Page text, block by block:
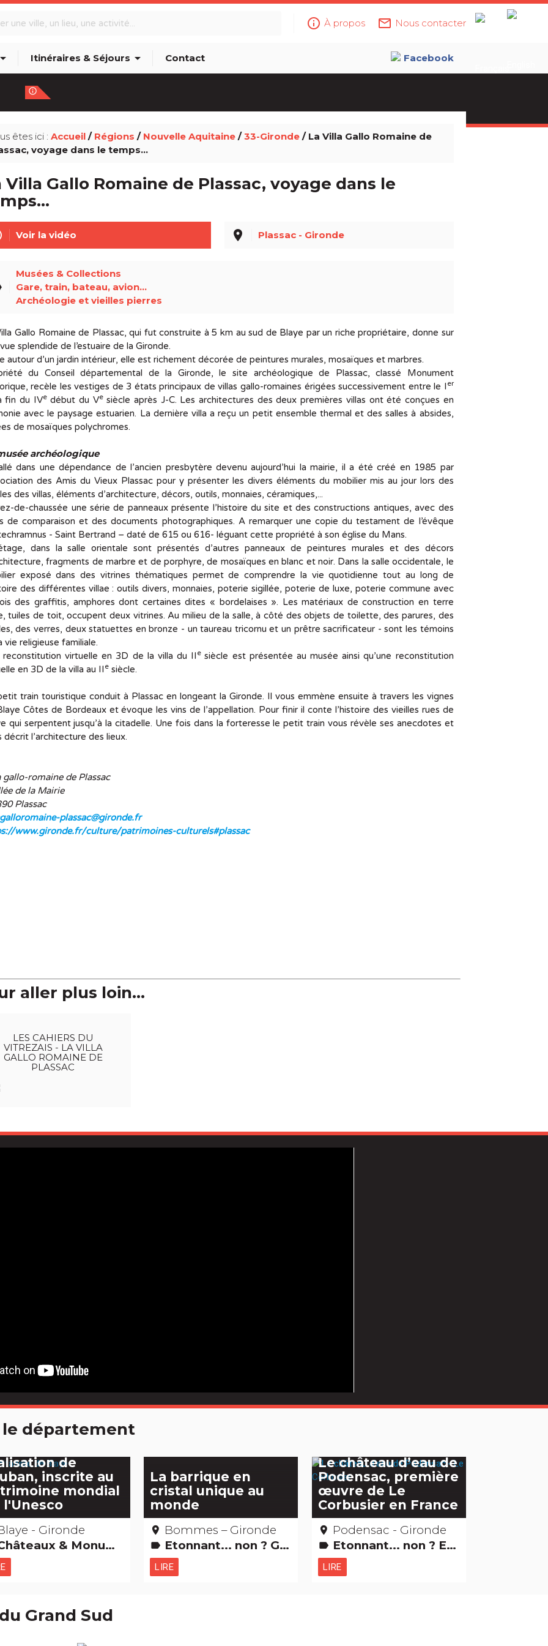
info_outline À propos mail_outline Nous contacter
arrow_drop_down Itinéraires & Séjours arrow_drop_down Contact Facebook
info_outline
êtes ici : Accueil/ Régions / Nouvelle Aquitaine/33-Gironde/ La Villa Gallo Romaine de
voyage dans le temps...
Villa Gallo Romaine de Plassac, voyage dans le
Voir la vidéo place Plassac - Gironde
Musées & Collections
Gare, train, bateau, avion...
Archéologie et vieilles pierres
Gallo Romaine de Plassac, qui fut construite à 5 km au sud de Blaye par un riche propriétaire, donne sur
splendide de l’estuaire de la Gironde.
autour d’un jardin intérieur, elle est richement décorée de peintures murales, mosaïques et marbres.
du Conseil départemental de la Gironde, le site archéologique de Plassac, classé Monument
recèle les vestiges de 3 états principaux de villas gallo-romaines érigées successivement entre le I er
fin du IVedébut du Vesiècle après J-C. Les architectures des deux premières villas ont été conçues en
avec le paysage estuarien. La dernière villa a reçu un petit ensemble thermal et des salles à absides,
de mosaïques polychromes.
archéologique
dans une dépendance de l’ancien presbytère devenu aujourd’hui la mairie, il a été créé en 1985 par
des Amis du Vieux Plassac pour y présenter les divers éléments du mobilier mis au jour lors des
des villas, éléments d’architecture, décors, outils, monnaies, céramiques,...
de-chaussée une série de panneaux présente l’histoire du site et des constructions antiques, avec des
de comparaison et des documents photographiques. A remarquer une copie du testament de l’évêque
- Saint Bertrand – daté de 615 ou 616- léguant cette propriété à son église du Mans.
dans la salle orientale sont présentés d’autres panneaux de peintures murales et des décors
fragments de marbre et de porphyre, de mosaïques en blanc et noir. Dans la salle occidentale, le
exposé dans des vitrines thématiques permet de comprendre la vie quotidienne tout au long de
des différentes villae : outils divers, monnaies, poterie sigillée, poterie de luxe, poterie commune avec
des graffitis, amphores dont certaines dites « bordelaises ». Les matériaux de construction en terre
tuiles de toit, occupent deux vitrines. Au milieu de la salle, à côté des objets de toilette, des parures, des
des verres, deux statuettes en bronze - un taureau tricornu et un prêtre sacrificateur - sont les témoins
vie religieuse familiale.
reconstitution virtuelle en 3D de la villa du II e siècle est présentée au musée ainsi qu’une reconstitution
en 3D de la villa au II esiècle.
train touristique conduit à Plassac en longeant la Gironde. Il vous emmène ensuite à travers les vignes
Côtes de Bordeaux et évoque les vins de l’appellation. Pour finir il conte l’histoire des vieilles rues de
qui serpentent jusqu’à la citadelle. Une fois dans la forteresse le petit train vous révèle ses anecdotes et
décrit l’architecture des lieux.
gallo-romaine de Plassac
de la Mairie
Plassac
plassac@gironde.fr
www.gironde.fr/culture/patrimoines-culturels#plassac
aller plus loin...
LES CAHIERS DU
VITREZAIS - LA VILLA
GALLO ROMAINE DE
PLASSAC
département
citadelle de
de
inscrite au
mondial
l'Unesco
- Gironde
& Monuments Etonnant... non ? Musées & Collections Edifices remarquables Grands sites
La barrique en
cristal unique au
monde
place Bommes – Gironde
label Etonnant... non ? Gastronomie [à boire]
LIRE
Le château d’eau de
Podensac, première
œuvre de Le
Corbusier en France
place Podensac - Gironde
label Etonnant... non ? Edifices remarquables
LIRE
Grand Sud